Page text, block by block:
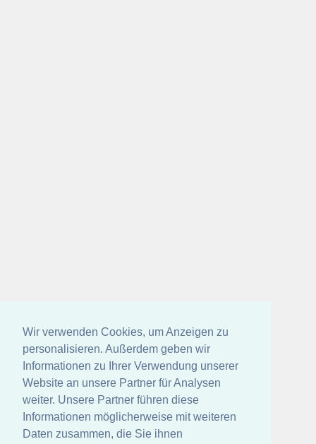
Wir verwenden Cookies, um Anzeigen zu
personalisieren. Außerdem geben wir
Informationen zu Ihrer Verwendung unserer
Website an unsere Partner für Analysen
weiter. Unsere Partner führen diese
Informationen möglicherweise mit weiteren
Daten zusammen, die Sie ihnen